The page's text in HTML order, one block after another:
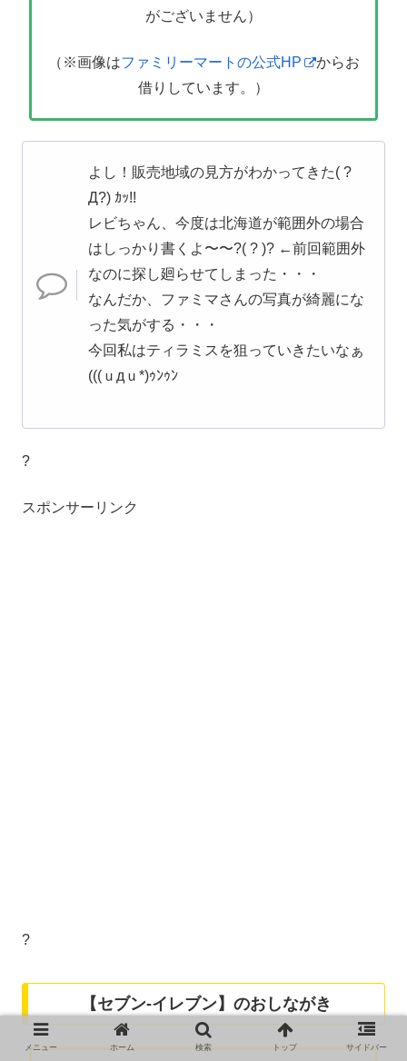
がございません）
（※画像はファミリーマートの公式HP
からお
借りしています。）
よし！販売地域の見方がわかってきた( ?
Д?) ｶｯ!!
レビちゃん、今度は北海道が範囲外の場合
はしっかり書くよ〜〜?( ? )? ←前回範囲外
なのに探し廻らせてしまった・・・
なんだか、ファミマさんの写真が綺麗にな
った気がする・・・
今回私はティラミスを狙っていきたいなぁ
(((ｕдｕ*)ｩﾝｩﾝ
?
スポンサーリンク
?
【セブン-イレブン】のおしながき
メニュー ホーム 検索 トップ サイドバー